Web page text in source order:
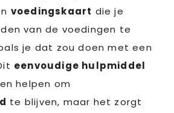
voedingskaart die je
van de voedingen te
je dat zou doen met een
eenvoudige hulpmiddel
helpen om
te blijven, maar het zorgt